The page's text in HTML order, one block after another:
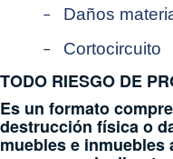
– Daños
– Cortocircuito
TODO RIESGO DE
Es un formato
destrucción física o
muebles e inmuebles